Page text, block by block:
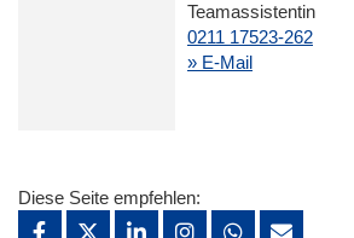
Teamassistentin
0211 17523-262
» E-Mail
Diese Seite empfehlen: